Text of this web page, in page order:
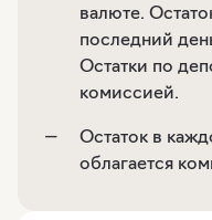
валюте.
последний
Остатки по
комиссией.
Остаток в
облагается